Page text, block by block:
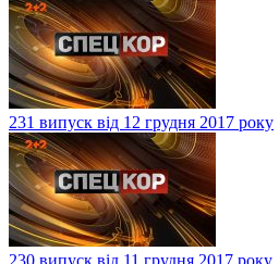
231 випуск від 12 грудня 2017 року
230 випуск від 11 грудня 2017 року